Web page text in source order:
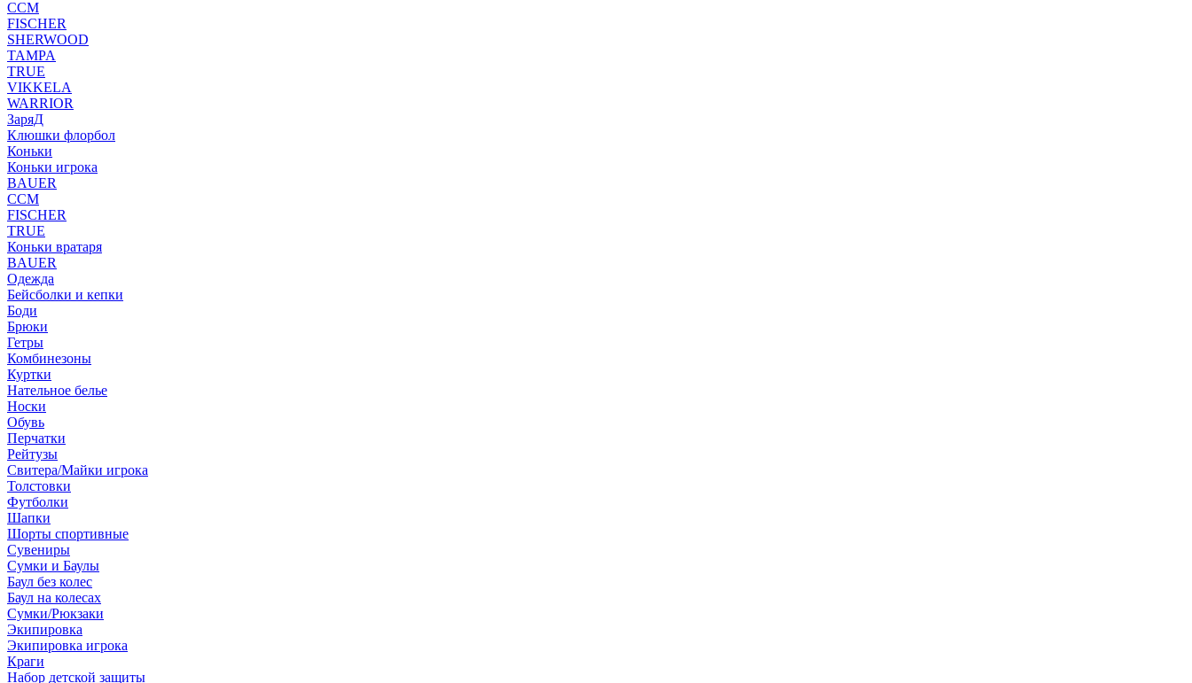
CCM
FISCHER
SHERWOOD
TAMPA
TRUE
VIKKELA
WARRIOR
ЗаряД
Клюшки флорбол
Коньки
Коньки игрока
BAUER
CCM
FISCHER
TRUE
Коньки вратаря
BAUER
Одежда
Бейсболки и кепки
Боди
Брюки
Гетры
Комбинезоны
Куртки
Нательное белье
Носки
Обувь
Перчатки
Рейтузы
Свитера/Майки игрока
Толстовки
Футболки
Шапки
Шорты спортивные
Сувениры
Сумки и Баулы
Баул без колес
Баул на колесах
Сумки/Рюкзаки
Экипировка
Экипировка игрока
Краги
Набор детской защиты